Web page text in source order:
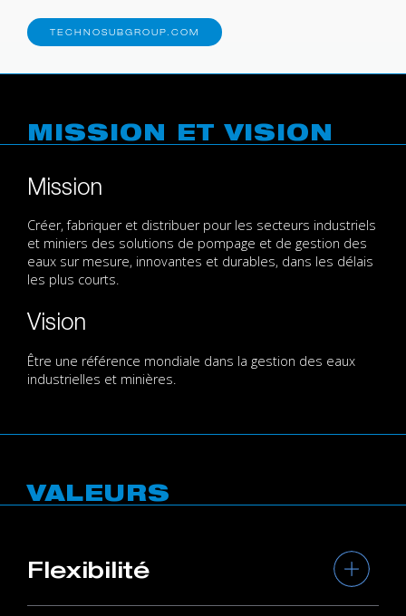
TECHNOSUBGROUP.COM
MISSION ET VISION
Mission
Créer, fabriquer et distribuer pour les secteurs industriels
et miniers des solutions de pompage et de gestion des
eaux sur mesure, innovantes et durables, dans les délais
les plus courts.
Vision
Être une référence mondiale dans la gestion des eaux
industrielles et minières.
VALEURS
Flexibilité